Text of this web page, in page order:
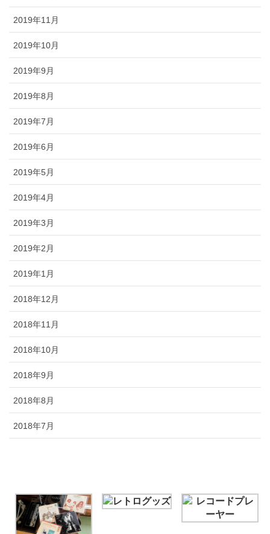
2019年11月
2019年10月
2019年9月
2019年8月
2019年7月
2019年6月
2019年5月
2019年4月
2019年3月
2019年2月
2019年1月
2018年12月
2018年11月
2018年10月
2018年9月
2018年8月
2018年7月